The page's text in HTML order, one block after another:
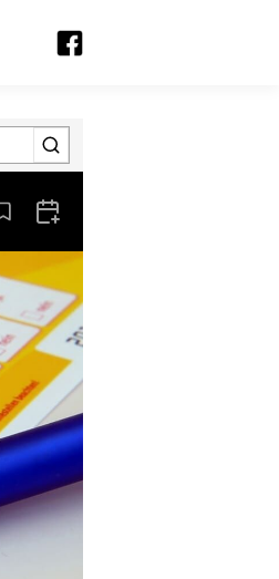
Aus den Lesezeichen entfernen
Zum Kalender hinzufügen